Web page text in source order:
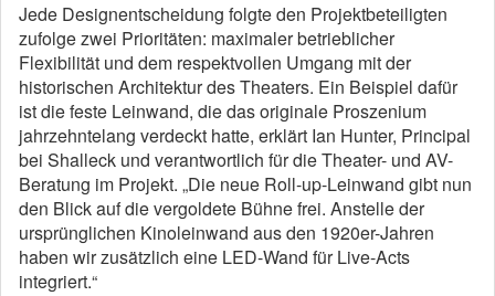
Jede Designentscheidung folgte den Projektbeteiligten
zufolge zwei Prioritäten: maximaler betrieblicher
Flexibilität und dem respektvollen Umgang mit der
historischen Architektur des Theaters. Ein Beispiel dafür
ist die feste Leinwand, die das originale Proszenium
jahrzehntelang verdeckt hatte, erklärt Ian Hunter, Principal
bei Shalleck und verantwortlich für die Theater- und AV-
Beratung im Projekt. „Die neue Roll-up-Leinwand gibt nun
den Blick auf die vergoldete Bühne frei. Anstelle der
ursprünglichen Kinoleinwand aus den 1920er-Jahren
haben wir zusätzlich eine LED-Wand für Live-Acts
integriert.“